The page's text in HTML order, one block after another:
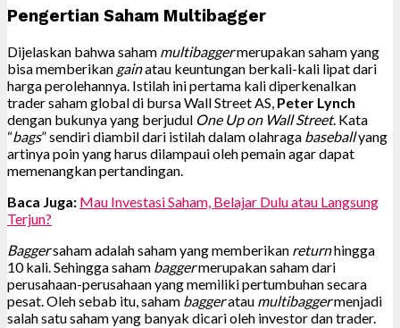
Pengertian Saham Multibagger
Dijelaskan bahwa saham multibaggermerupakan saham yang
bisa memberikan gainatau keuntungan berkali-kali lipat dari
harga perolehannya. Istilah ini pertama kali diperkenalkan
trader saham global di bursa Wall Street AS, Peter Lynch
dengan bukunya yang berjudul One Up on Wall Street. Kata
“bags” sendiri diambil dari istilah dalam olahraga baseballyang
artinya poin yang harus dilampaui oleh pemain agar dapat
memenangkan pertandingan.
Baca Juga: Mau Investasi Saham, Belajar Dulu atau Langsung
Terjun?
Baggersaham adalah saham yang memberikan returnhingga
10 kali. Sehingga saham baggermerupakan saham dari
perusahaan-perusahaan yang memiliki pertumbuhan secara
pesat. Oleh sebab itu, saham baggeratau multibaggermenjadi
salah satu saham yang banyak dicari oleh investor dan trader.